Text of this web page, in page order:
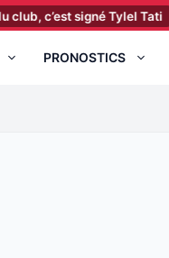
signé Tylel Tati [22:00]
PRONOSTICS